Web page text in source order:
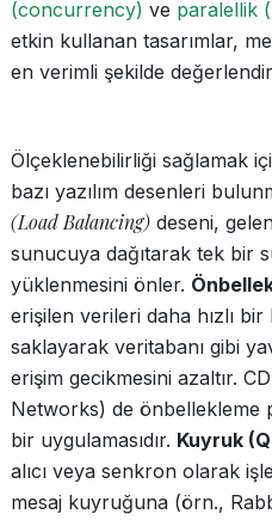
(concurrency) ve paralellik
etkin kullanan tasarımlar,
en verimli şekilde
Ölçeklenebilirliği sağlamak
bazı yazılım desenleri
(Load Balancing) deseni,
sunucuya dağıtarak tek bir
yüklenmesini önler.
erişilen verileri daha hızlı
saklayarak veritabanı gibi
erişim gecikmesini azaltır.
Networks) de önbellekleme
bir uygulamasıdır. Kuyruk
alıcı veya senkron olarak
mesaj kuyruğuna (örn.,